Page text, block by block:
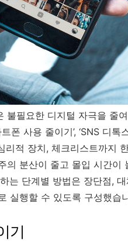
불필요한 디지털 자극을 줄
폰 사용 줄이기’, ‘SNS 디톡
리적 장치, 체크리스트까지
의 분산이 줄고 몰입 시간이
는 단계별 방법은 장단점,
실행할 수 있도록 구성했습
기